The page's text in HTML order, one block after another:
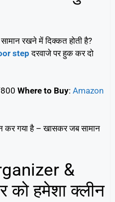
रखने में दिक्कत होती है?
stepदरवाजे पर हुक कर दो
Where to Buy: Amazon
कर गया है – खासकर जब सामान
&
को हमेशा क्लीन